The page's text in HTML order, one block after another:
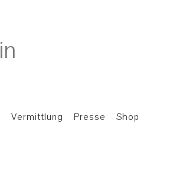
Vermittlung Presse Shop